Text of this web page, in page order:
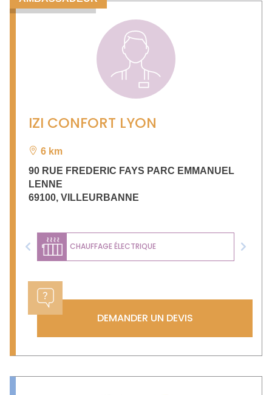
IZI CONFORT LYON
6 km
90 RUE FREDERIC FAYS PARC EMMANUEL
LENNE
69100, VILLEURBANNE
CHAUFFAGE ÉLECTRIQUE
Previous Next
DEMANDER UN DEVIS